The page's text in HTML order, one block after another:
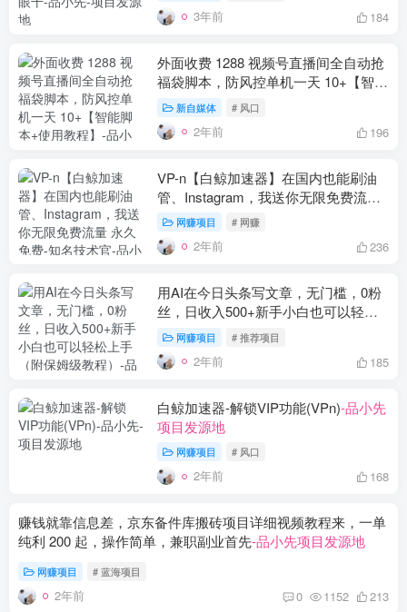
3年前 184
外面收费 1288 视频号直播间全自动抢
福袋脚本，防风控单机一天 10+【智能
脚本+使用教程】
新自媒体 # 风口
2年前 196
VP-n【白鲸加速器】在国内也能刷油
管、Instagram，我送你无限免费流量
永久免费-知名技术官
网赚项目 # 网赚
2年前 236
用AI在今日头条写文章，无门槛，0粉
丝，日收入500+新手小白也可以轻松
上手（附保姆级教程）
源地
网赚项目 # 推荐项目
2年前 185
白鲸加速器-解锁VIP功能(VPn)-品小先
项目发源地
网赚项目 # 风口
2年前 168
赚钱就靠信息差，京东备件库搬砖项目详细视频教程来，一单
纯利 200 起，操作简单，兼职副业首先-品小先项目发源地
网赚项目 # 蓝海项目
2年前 0 1152 213